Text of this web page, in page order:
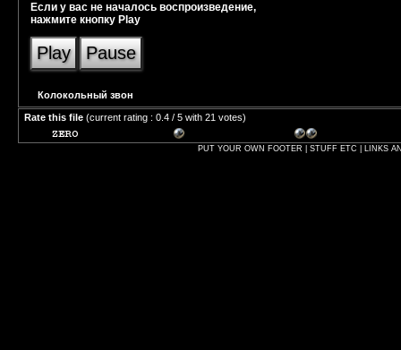
Если у вас не началось воспроизведение,
нажмите кнопку Play
Play Pause
Колокольный звон
Rate this file (current rating : 0.4 / 5 with 21 votes)
PUT YOUR OWN FOOTER | STUFF ETC | LINKS